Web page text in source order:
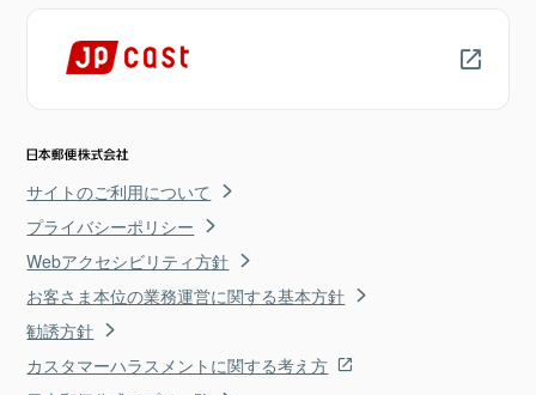
サイトのご利用について
プライバシーポリシー
Webアクセシビリティ方針
お客さま本位の業務運営に関する基本方針
勧誘方針
カスタマーハラスメントに関する考え方